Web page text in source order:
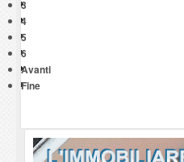
3
4
5
6
Avanti
Fine